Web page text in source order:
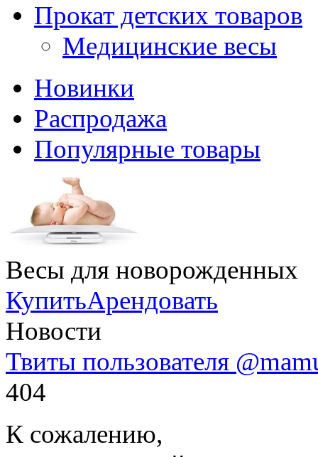
Прокат детских товаров
Медицинские весы
Новинки
Распродажа
Популярные товары
Весы для новорожденных
КупитьАрендовать
Новости
Твиты пользователя
404
К сожалению,